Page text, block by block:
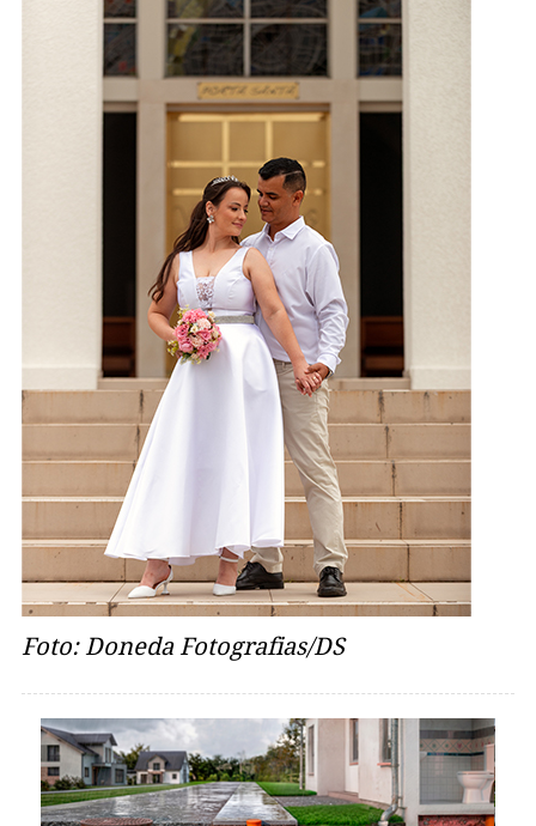
Foto: Doneda Fotografias/DS